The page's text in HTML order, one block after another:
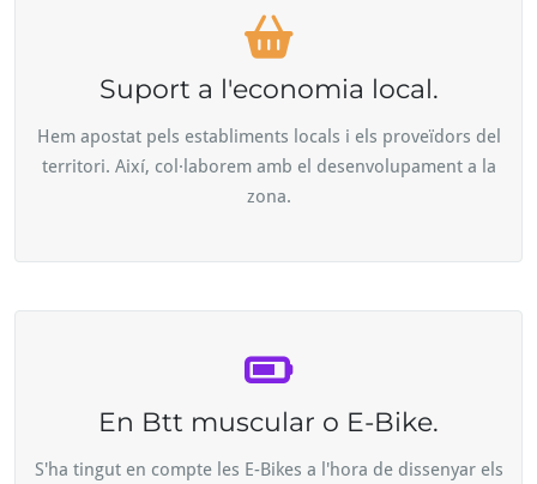
Suport a l'economia local.
Hem apostat pels establiments locals i els proveïdors del
territori. Així, col·laborem amb el desenvolupament a la
zona.
En Btt muscular o E-Bike.
S'ha tingut en compte les E-Bikes a l'hora de dissenyar els